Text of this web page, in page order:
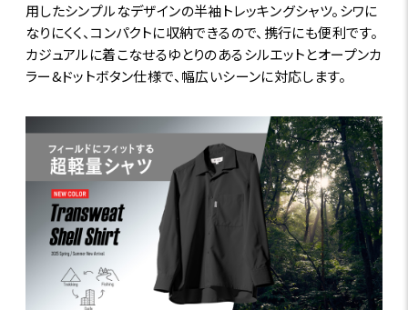
用したシンプルなデザインの半袖トレッキングシャツ。シワに
なりにくく、コンパクトに収納できるので、携行にも便利です。
カジュアルに着こなせるゆとりのあるシルエットとオープンカ
ラー&ドットボタン仕様で、幅広いシーンに対応します。